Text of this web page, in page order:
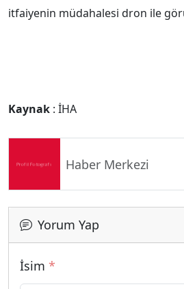
itfaiyenin müdahalesi dron ile
Kaynak : İHA
Haber Merkezi
Yorum Yap
İsim *